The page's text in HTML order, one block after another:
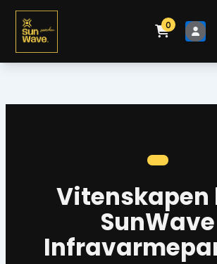
content
0
Vitenskapen
SunWave